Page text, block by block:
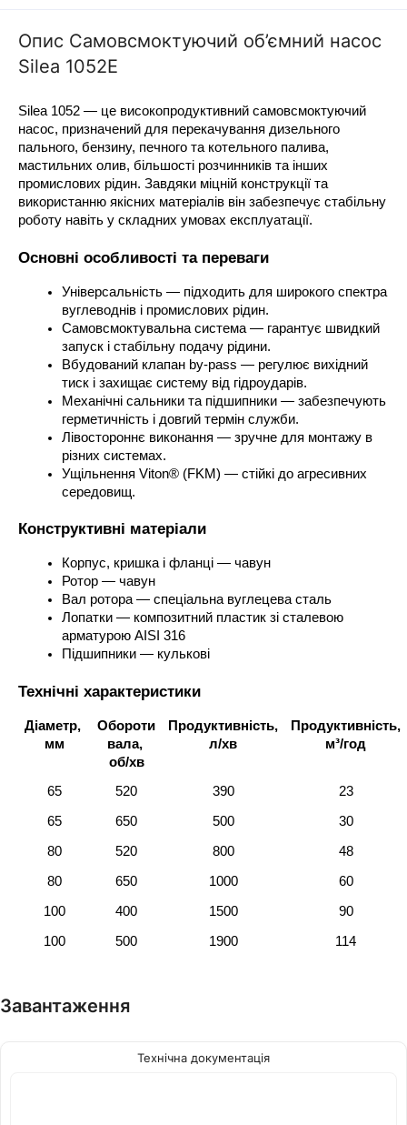
Опис Самовсмоктуючий об’ємний насос
Silea 1052E
Silea 1052 — це високопродуктивний самовсмоктуючий
насос, призначений для перекачування дизельного
пального, бензину, печного та котельного палива,
мастильних олив, більшості розчинників та інших
промислових рідин. Завдяки міцній конструкції та
використанню якісних матеріалів він забезпечує стабільну
роботу навіть у складних умовах експлуатації.
Основні особливості та переваги
Універсальність — підходить для широкого спектра
вуглеводнів і промислових рідин.
Самовсмоктувальна система — гарантує швидкий
запуск і стабільну подачу рідини.
Вбудований клапан by-pass — регулює вихідний
тиск і захищає систему від гідроударів.
Механічні сальники та підшипники — забезпечують
герметичність і довгий термін служби.
Лівостороннє виконання — зручне для монтажу в
різних системах.
Ущільнення Viton® (FKM) — стійкі до агресивних
середовищ.
Конструктивні матеріали
Корпус, кришка і фланці — чавун
Ротор — чавун
Вал ротора — спеціальна вуглецева сталь
Лопатки — композитний пластик зі сталевою
арматурою AISI 316
Підшипники — кулькові
Технічні характеристики
Діаметр,
мм
Обороти
вала,
об/хв
Продуктивність,
л/хв
Продуктивність,
м³/год
65 520 390 23
65 650 500 30
80 520 800 48
80 650 1000 60
100 400 1500 90
100 500 1900 114
Завантаження
Технічна документація